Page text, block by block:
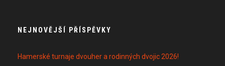
NEJNOVĚJŠÍ PŘÍSPĚVKY
Hamerské turnaje dvouher a rodinných dvojic 2026!